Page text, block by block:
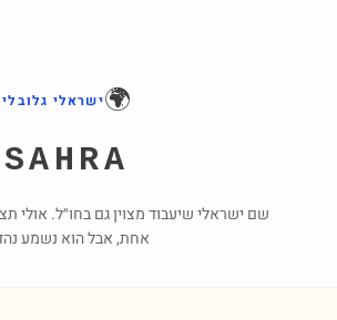
🌍ישראלי גלובלי
SAHRA
שם ישראלי שיעבוד מצוין גם בחו״ל. אולי
אחת, אבל הוא נשמע